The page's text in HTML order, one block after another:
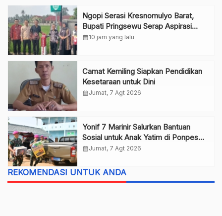
Ngopi Serasi Kresnomulyo Barat,
Bupati Pringsewu Serap Aspirasi
Warga
calendar_month10 jam yang lalu
Camat Kemiling Siapkan Pendidikan
Kesetaraan untuk Dini
calendar_monthJumat, 7 Agt 2026
Yonif 7 Marinir Salurkan Bantuan
Sosial untuk Anak Yatim di Ponpes
Nurul Huda
calendar_monthJumat, 7 Agt 2026
REKOMENDASI UNTUK ANDA